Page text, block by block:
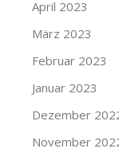
April 2023
März 2023
Februar 2023
Januar 2023
Dezember
November